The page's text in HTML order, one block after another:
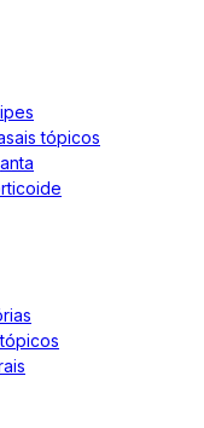
tópicos